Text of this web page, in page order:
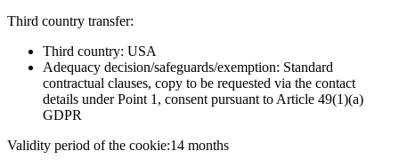
Third country transfer:
Third country: USA
Adequacy decision/safeguards/exemption: Standard
contractual clauses, copy to be requested via the contact
details under Point 1, consent pursuant to Article 49(1)(a)
GDPR
Validity period of the cookie:14 months